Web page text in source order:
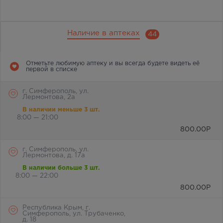
Наличие в аптеках 44
Отметьте любимую аптеку и вы всегда будете видеть её
первой в списке
г. Симферополь, ул.
Лермонтова, 2а
В наличии меньше 3 шт.
8:00 — 21:00
800.00 Р
г. Симферополь, ул.
Лермонтова, д. 17а
В наличии больше 3 шт.
8:00 — 22:00
800.00 Р
Республика Крым, г.
Симферополь, ул. Трубаченко,
д. 18